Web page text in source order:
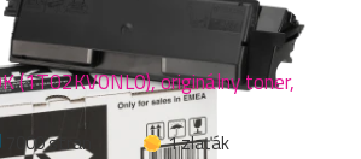
(1T02KV0NL0), originálny toner,
7000 stran
1 zlaťák